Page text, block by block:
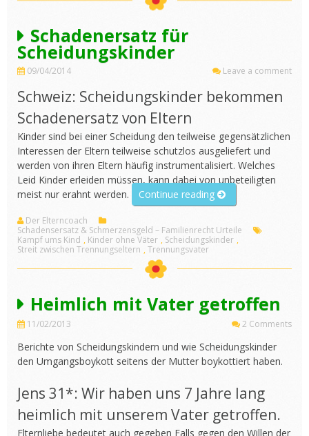
Schadenersatz für
Scheidungskinder
09/04/2014 Leave a comment
Schweiz: Scheidungskinder bekommen
Schadenersatz von Eltern
Kinder sind bei einer Scheidung den teilweise gegensätzlichen
Interessen der Eltern teilweise schutzlos ausgeliefert und
werden von ihren Eltern häufig instrumentalisiert. Welches
Leid Kinder erleiden müssen, kann dabei von unbeteiligten
meist nur erahnt werden.
Continue reading „Schadenersatz
für
Der Elterncoach
Schadensersatz & Schmerzensgeld – Familienrecht Urteile
Kampf ums Kind , Kinder ohne Väter , Scheidungskinder ,
Streit zwischen Trennungseltern , Trennungsvater
Heimlich mit Vater getroffen
11/02/2013 2 Comments
Berichte von Scheidungskindern und wie Scheidungskinder
den Umgangsboykott seitens der Mutter boykottiert haben.
Jens 31*: Wir haben uns 7 Jahre lang
heimlich mit unserem Vater getroffen.
Elternliebe bedeutet auch gegeben Falls gegen den Willen der